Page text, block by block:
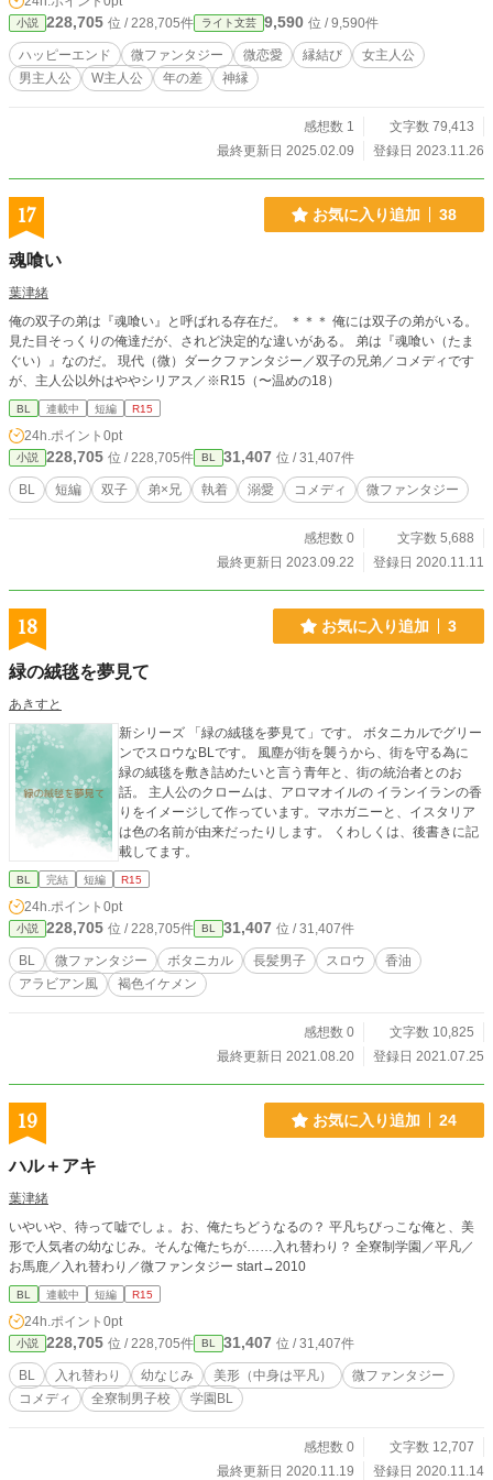
神様だ」と名乗る男性に手助けされて心の整理の取っ掛かりをつけてもらうもの
の、そんなとき明翔がバイク事故を起こして。 これはそんなふたりの関係が絡
みつく“縁結びの神様”が紡ぐ物語。 ※本編後、アナザーストーリーがあります。
小説 228,705 位 / 228,705件 ライト文芸 9,590 位 / 9,590件
ハッピーエンド 微ファンタジー 微恋愛 縁結び
女主人公
男主人公
W主人公 年の差 神縁
感想数 1
文字数 79,413
最終更新日 2025.02.09
登録日 2023.11.26
17 お気に入り追加 38
魂喰い
葉津緒
俺の双子の弟は『魂喰い』と呼ばれる存在だ。 ＊＊＊ 俺には双子の弟がいる。
見た目そっくりの俺達だが、されど決定的な違いがある。 弟は『魂喰い（たま
ぐい）』なのだ。 現代（微）ダークファンタジー／双子の兄弟／コメディです
が、主人公以外はややシリアス／※R15（〜温めの18）
BL 連載中 短編 R15
24h.ポイント 0pt
小説 228,705 位 / 228,705件 BL 31,407 位 / 31,407件
BL 短編 双子 弟×兄 執着 溺愛 コメディ 微ファンタジー
感想数 0
文字数 5,688
最終更新日 2023.09.22
登録日 2020.11.11
18 お気に入り追加 3
緑の絨毯を夢見て
あきすと
新シリーズ 「緑の絨毯を夢見て」です。 ボタニカルでグリー
ンでスロウなBLです。 風塵が街を襲うから、街を守る為に
緑の絨毯を敷き詰めたいと言う青年と、街の統治者とのお
話。 主人公のクロームは、アロマオイルの イランイランの香
りをイメージして作っています。マホガニーと、イスタリア
は色の名前が由来だったりします。 くわしくは、後書きに記
載してます。
BL 完結 短編 R15
24h.ポイント 0pt
小説 228,705 位 / 228,705件 BL 31,407 位 / 31,407件
BL 微ファンタジー ボタニカル 長髪男子 スロウ
香油
アラビアン風
褐色イケメン
感想数 0
文字数 10,825
最終更新日 2021.08.20
登録日 2021.07.25
19 お気に入り追加 24
ハル＋アキ
葉津緒
いやいや、待って嘘でしょ。お、俺たちどうなるの？ 平凡ちびっこな俺と、美
形で人気者の幼なじみ。そんな俺たちが……入れ替わり？ 全寮制学園／平凡／
お馬鹿／入れ替わり／微ファンタジー start→2010
BL 連載中 短編 R15
24h.ポイント 0pt
小説 228,705 位 / 228,705件 BL 31,407 位 / 31,407件
BL 入れ替わり 幼なじみ 美形（中身は平凡）
微ファンタジー
コメディ
全寮制男子校 学園BL
感想数 0
文字数 12,707
最終更新日 2020.11.19
登録日 2020.11.14